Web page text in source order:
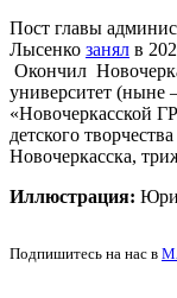
Пост главы
Лысенко занял в
Окончил
университет
«Новочеркасской
детского
Новочеркасска,
Иллюстрация:
Подпишитесь на нас в